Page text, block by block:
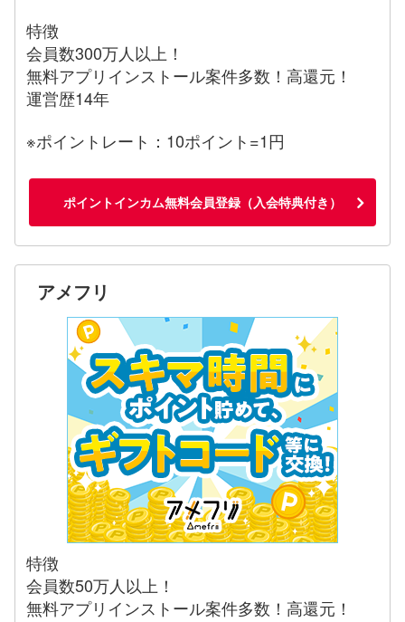
特徴
会員数300万人以上！
無料アプリインストール案件多数！高還元！
運営歴14年
※ポイントレート：10ポイント=1円
ポイントインカム無料会員登録（入会特典付き）
アメフリ
特徴
会員数50万人以上！
無料アプリインストール案件多数！高還元！